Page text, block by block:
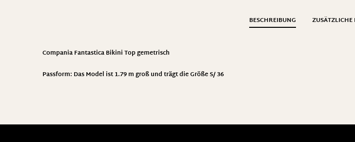
BESCHREIBUNG
Compania Fantastica Bikini Top gemetrisch
Passform: Das Model ist 1.79 m groß und trägt die Größe S/ 36